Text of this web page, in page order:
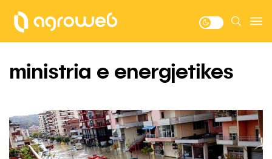
ministria e energjetikes